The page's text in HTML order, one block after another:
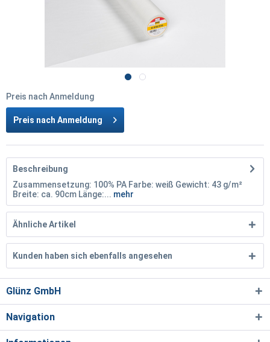
Preis nach Anmeldung
Preis nach Anmeldung
Beschreibung
Zusammensetzung: 100% PA Farbe: weiß Gewicht: 43 g/m²
Breite: ca. 90cm Länge:... mehr
Ähnliche Artikel
Kunden haben sich ebenfalls angesehen
Glünz GmbH
Navigation